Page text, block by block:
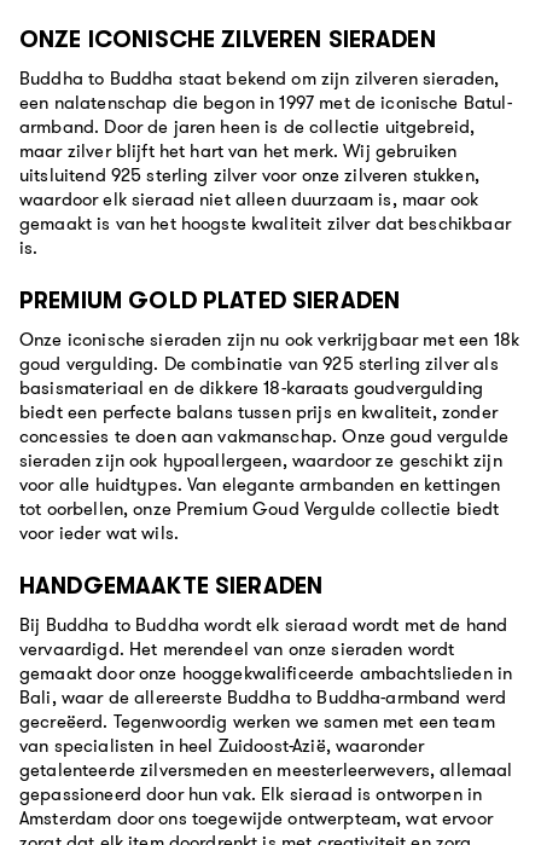
ONZE ICONISCHE ZILVEREN SIERADEN
Buddha to Buddha staat bekend om zijn zilveren sieraden,
een nalatenschap die begon in 1997 met de iconische Batul-
armband. Door de jaren heen is de collectie uitgebreid,
maar zilver blijft het hart van het merk. Wij gebruiken
uitsluitend 925 sterling zilver voor onze zilveren stukken,
waardoor elk sieraad niet alleen duurzaam is, maar ook
gemaakt is van het hoogste kwaliteit zilver dat beschikbaar
is.
PREMIUM GOLD PLATED SIERADEN
Onze iconische sieraden zijn nu ook verkrijgbaar met een 18k
goud vergulding. De combinatie van 925 sterling zilver als
basismateriaal en de dikkere 18-karaats goudvergulding
biedt een perfecte balans tussen prijs en kwaliteit, zonder
concessies te doen aan vakmanschap. Onze goud vergulde
sieraden zijn ook hypoallergeen, waardoor ze geschikt zijn
voor alle huidtypes. Van elegante armbanden en kettingen
tot oorbellen, onze Premium Goud Vergulde collectie biedt
voor ieder wat wils.
HANDGEMAAKTE SIERADEN
Bij Buddha to Buddha wordt elk sieraad wordt met de hand
vervaardigd. Het merendeel van onze sieraden wordt
gemaakt door onze hooggekwalificeerde ambachtslieden in
Bali, waar de allereerste Buddha to Buddha-armband werd
gecreëerd. Tegenwoordig werken we samen met een team
van specialisten in heel Zuidoost-Azië, waaronder
getalenteerde zilversmeden en meesterleerwevers, allemaal
gepassioneerd door hun vak. Elk sieraad is ontworpen in
Amsterdam door ons toegewijde ontwerpteam, wat ervoor